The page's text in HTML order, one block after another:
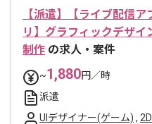
【派遣】【ライブ配信ア
リ】グラフィックデザイ
制作 の求人・案件
~1,880円／時
派遣
UIデザイナー(ゲーム) ,